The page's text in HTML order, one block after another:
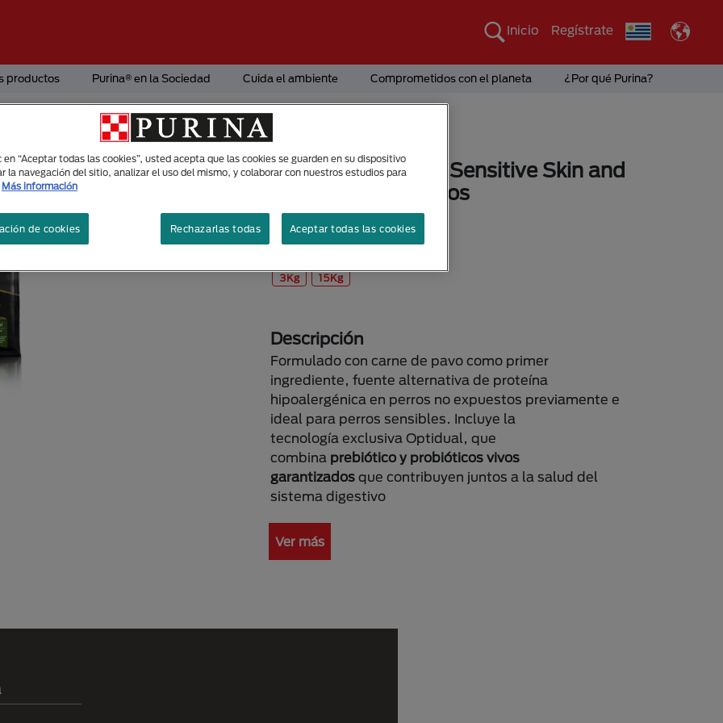
Inicio Regístrate
productos Purina® en la Sociedad Cuida el ambiente Comprometidos con el planeta ¿Por qué Purina?
Purina® Pro Plan® Sensitive Skin and
stomach para perros
Tecnología Optidual Perro
3Kg 15Kg
Descripción
Formulado con carne de pavo como primer
ingrediente, fuente alternativa de proteína
hipoalergénica en perros no expuestos previamente e
ideal para perros sensibles. Incluye la
tecnología exclusiva Optidual, que
combina prebiótico y probióticos vivos
garantizados que contribuyen juntos a la salud del
sistema digestivo
Ver más
en “Aceptar todas las cookies”, usted acepta que las cookies se guarden en su dispositivo
la navegación del sitio, analizar el uso del mismo, y colaborar con nuestros estudios para
Más información
Rechazarlas todas Aceptar todas las cookies
de cookies